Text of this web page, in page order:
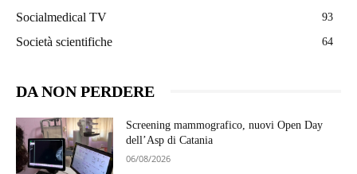
Socialmedical TV 93
Società scientifiche 64
DA NON PERDERE
Screening mammografico, nuovi Open Day
dell’Asp di Catania
06/08/2026